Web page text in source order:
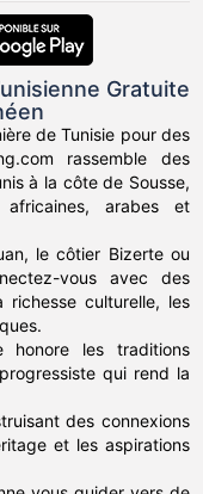
Gratuite
de Tunisie pour des
rassemble des
à la côte de Sousse,
arabes et
le côtier Bizerte ou
vous avec des
richesse culturelle, les
honore les traditions
qui rend la
des connexions
et les aspirations